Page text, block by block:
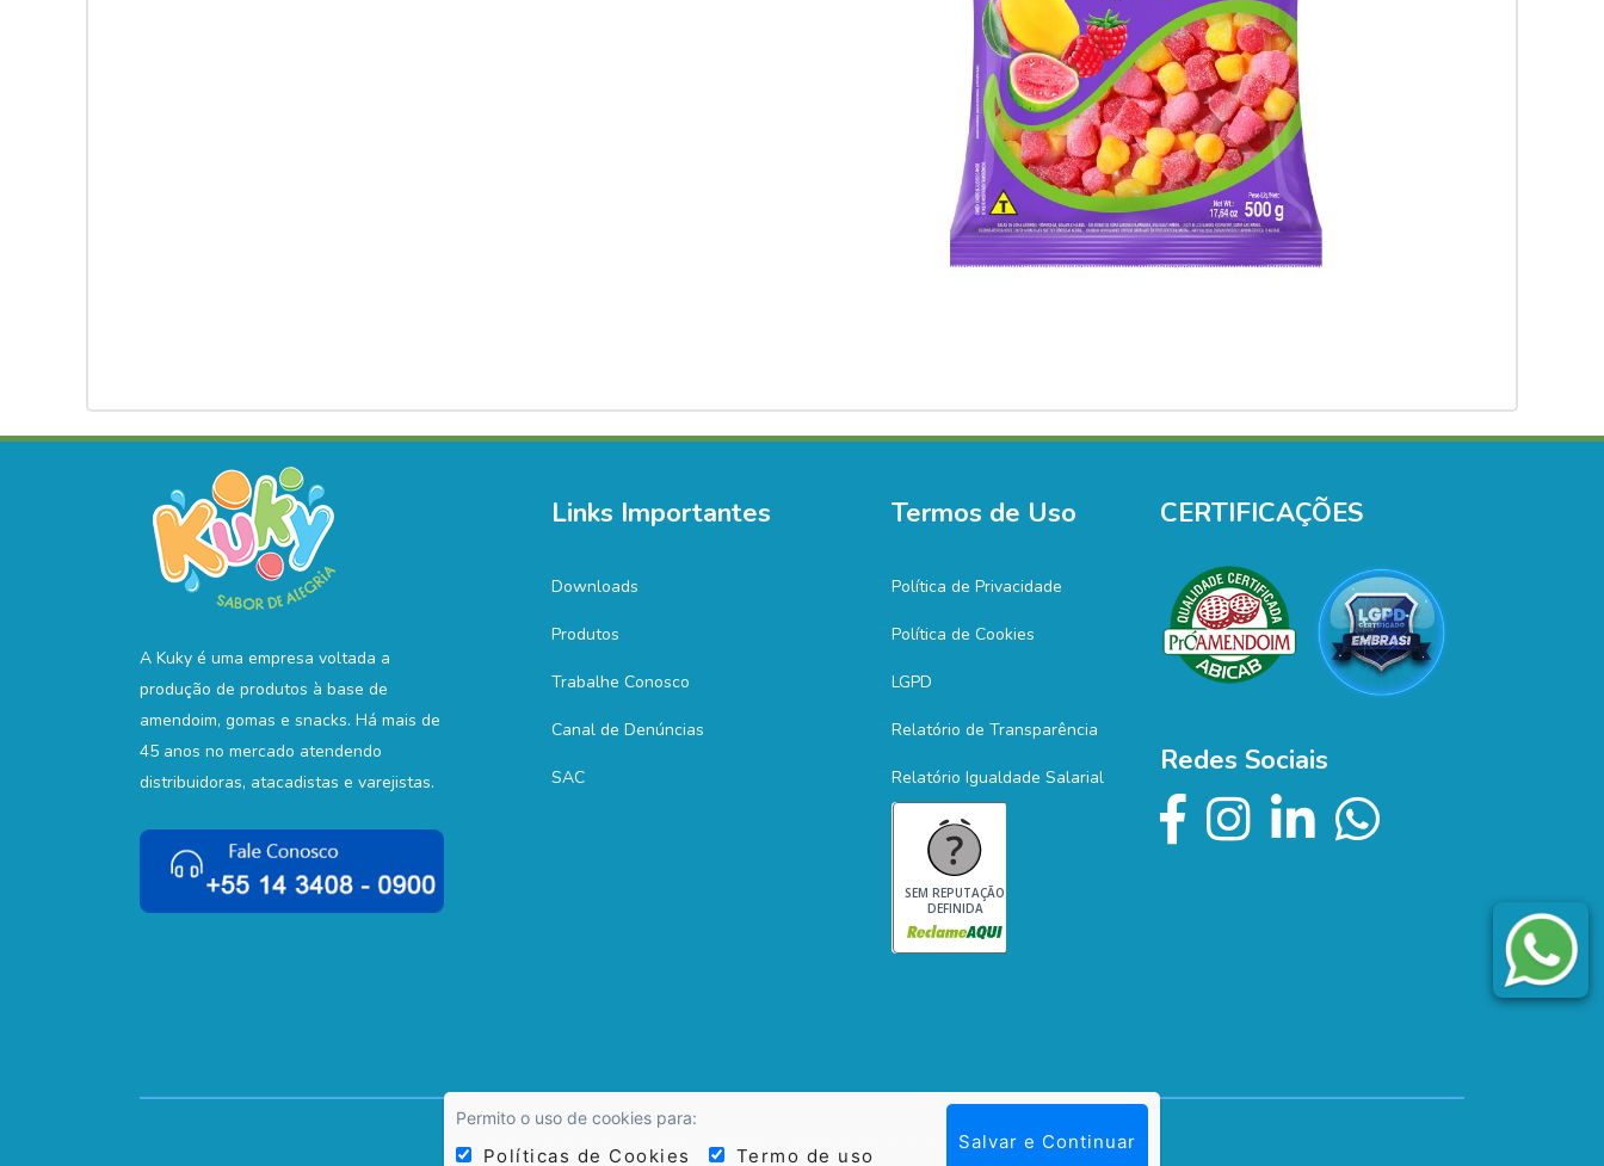
Permito o uso de cookies para:
Políticas de Cookies Termo de uso
Salvar e Continuar
A Kuky é uma empresa voltada a
produção de produtos à base de
amendoim, gomas e snacks. Há mais de
45 anos no mercado atendendo
distribuidoras, atacadistas e varejistas.
Links Importantes
Downloads
Produtos
Trabalhe Conosco
Canal de Denúncias
SAC
Termos de Uso
Política de Privacidade
Política de Cookies
LGPD
Relatório de Transparência
Relatório Igualdade Salarial
SEM REPUTAÇÃO
DEFINIDA
CERTIFICAÇÕES
Redes Sociais
© 1978 - 2026, Kuky Confeitos - Maritucs Alimentos Ltda. Todos os Direitos Reservados!